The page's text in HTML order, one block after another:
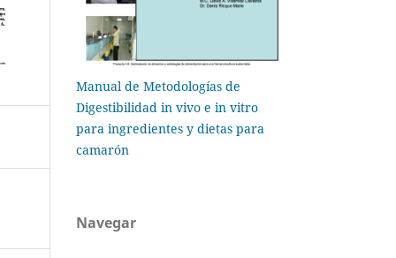
Manual de Metodologías de
Digestibilidad in vivo e in vitro
para ingredientes y dietas para
camarón
Navegar